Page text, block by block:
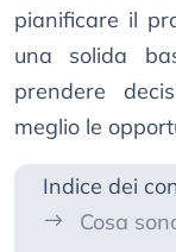
pianificare il
una solida
prendere
meglio le
Indice dei
Cosa